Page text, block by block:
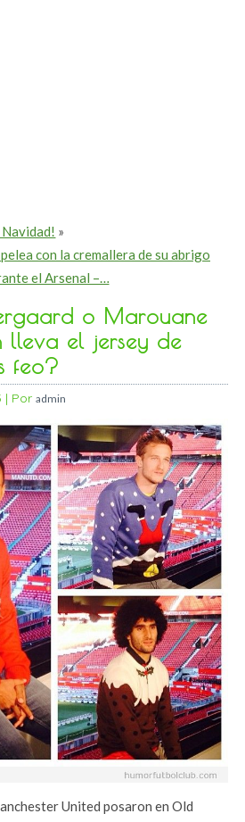
Navidad! »
con la cremallera de su abrigo
el Arsenal –…
o Marouane
lleva el jersey de
feo?
| Por admin
United posaron en Old